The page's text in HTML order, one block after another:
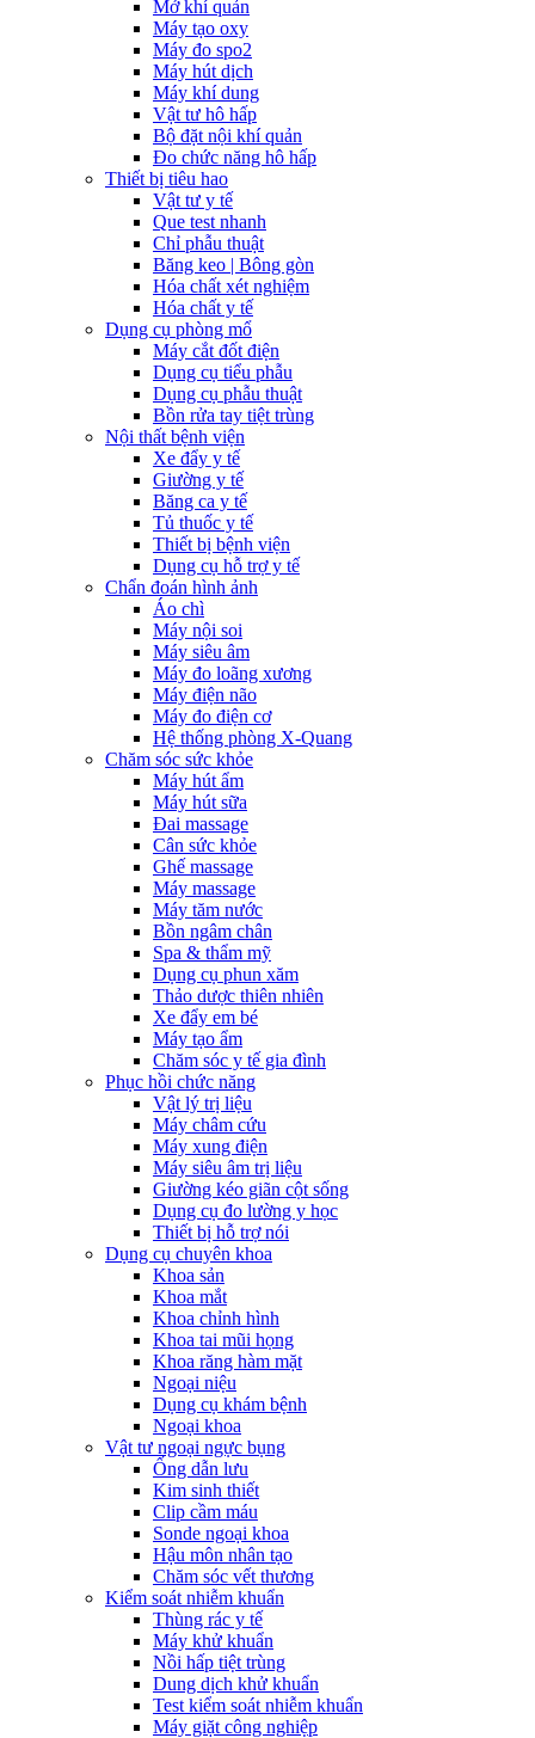
Mở khí quản
Máy tạo oxy
Máy đo spo2
Máy hút dịch
Máy khí dung
Vật tư hô hấp
Bộ đặt nội khí quản
Đo chức năng hô hấp
Thiết bị tiêu hao
Vật tư y tế
Que test nhanh
Chỉ phẫu thuật
Băng keo | Bông gòn
Hóa chất xét nghiệm
Hóa chất y tế
Dụng cụ phòng mổ
Máy cắt đốt điện
Dụng cụ tiểu phẫu
Dụng cụ phẫu thuật
Bồn rửa tay tiệt trùng
Nội thất bệnh viện
Xe đẩy y tế
Giường y tế
Băng ca y tế
Tủ thuốc y tế
Thiết bị bệnh viện
Dụng cụ hỗ trợ y tế
Chẩn đoán hình ảnh
Áo chì
Máy nội soi
Máy siêu âm
Máy đo loãng xương
Máy điện não
Máy đo điện cơ
Hệ thống phòng X-Quang
Chăm sóc sức khỏe
Máy hút ẩm
Máy hút sữa
Đai massage
Cân sức khỏe
Ghế massage
Máy massage
Máy tăm nước
Bồn ngâm chân
Spa & thẩm mỹ
Dụng cụ phun xăm
Thảo dược thiên nhiên
Xe đẩy em bé
Máy tạo ẩm
Chăm sóc y tế gia đình
Phục hồi chức năng
Vật lý trị liệu
Máy châm cứu
Máy xung điện
Máy siêu âm trị liệu
Giường kéo giãn cột sống
Dụng cụ đo lường y học
Thiết bị hỗ trợ nói
Dụng cụ chuyên khoa
Khoa sản
Khoa mắt
Khoa chỉnh hình
Khoa tai mũi họng
Khoa răng hàm mặt
Ngoại niệu
Dụng cụ khám bệnh
Ngoại khoa
Vật tư ngoại ngực bụng
Ống dẫn lưu
Kim sinh thiết
Clip cầm máu
Sonde ngoại khoa
Hậu môn nhân tạo
Chăm sóc vết thương
Kiểm soát nhiễm khuẩn
Thùng rác y tế
Máy khử khuẩn
Nồi hấp tiệt trùng
Dung dịch khử khuẩn
Test kiểm soát nhiễm khuẩn
Máy giặt công nghiệp